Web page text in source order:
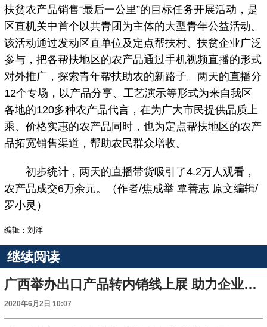
扶贫农产品销售“最后一公里”的目标任务开展活动，是
区直机关中首个以共青团为主体的大型青年公益活动。
该活动通过发动区直单位及定点帮扶村、扶贫企业广泛
参与，把各帮扶地区的农产品通过手机视频直播的形式
对外推广，探索青年帮扶助农的新路子。两天的直播分
12个专场，以产品分享、工艺演示等形式为来自我区
各地的120多种农产品代言，在为广大市民提供品质上
乘、价格实惠的农产品同时，也为定点帮扶地区的农产
品拓宽销售渠道，帮助农民群众增收。
初步统计，两天的直播带货吸引了4.2万人观看，
农产品成交6万余元。（作者/焦成举 覃善志 原文编辑/
罗小灵）
编辑：刘洋
继续阅读
广西举办出口产品转内销线上展 助力企业开拓国内市场
2020年6月2日 10:07